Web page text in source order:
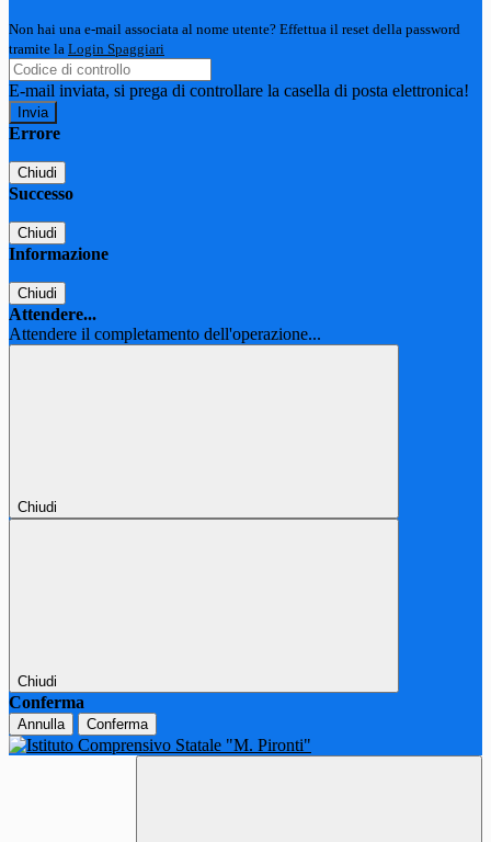
Non hai una e-mail associata al nome utente? Effettua il reset della password
tramite la Login Spaggiari
E-mail inviata, si prega di controllare la casella di posta elettronica!
Errore
Chiudi
Successo
Chiudi
Informazione
Chiudi
Attendere...
Attendere il completamento dell'operazione...
Chiudi
Chiudi
Conferma
Annulla Conferma